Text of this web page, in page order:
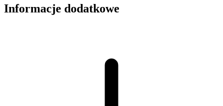
Informacje dodatkowe